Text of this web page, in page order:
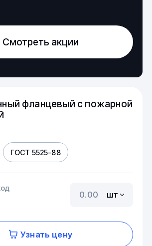
Смотреть акции
фланцевый с пожарной
ГОСТ 5525-88
шт
Узнать цену